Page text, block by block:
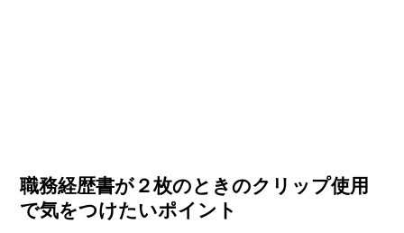
職務経歴書が２枚のときのクリップ使用
で気をつけたいポイント